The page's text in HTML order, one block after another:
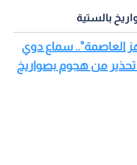
بالستية
العاصمة".. سماع دوي
من هجوم بصواريخ